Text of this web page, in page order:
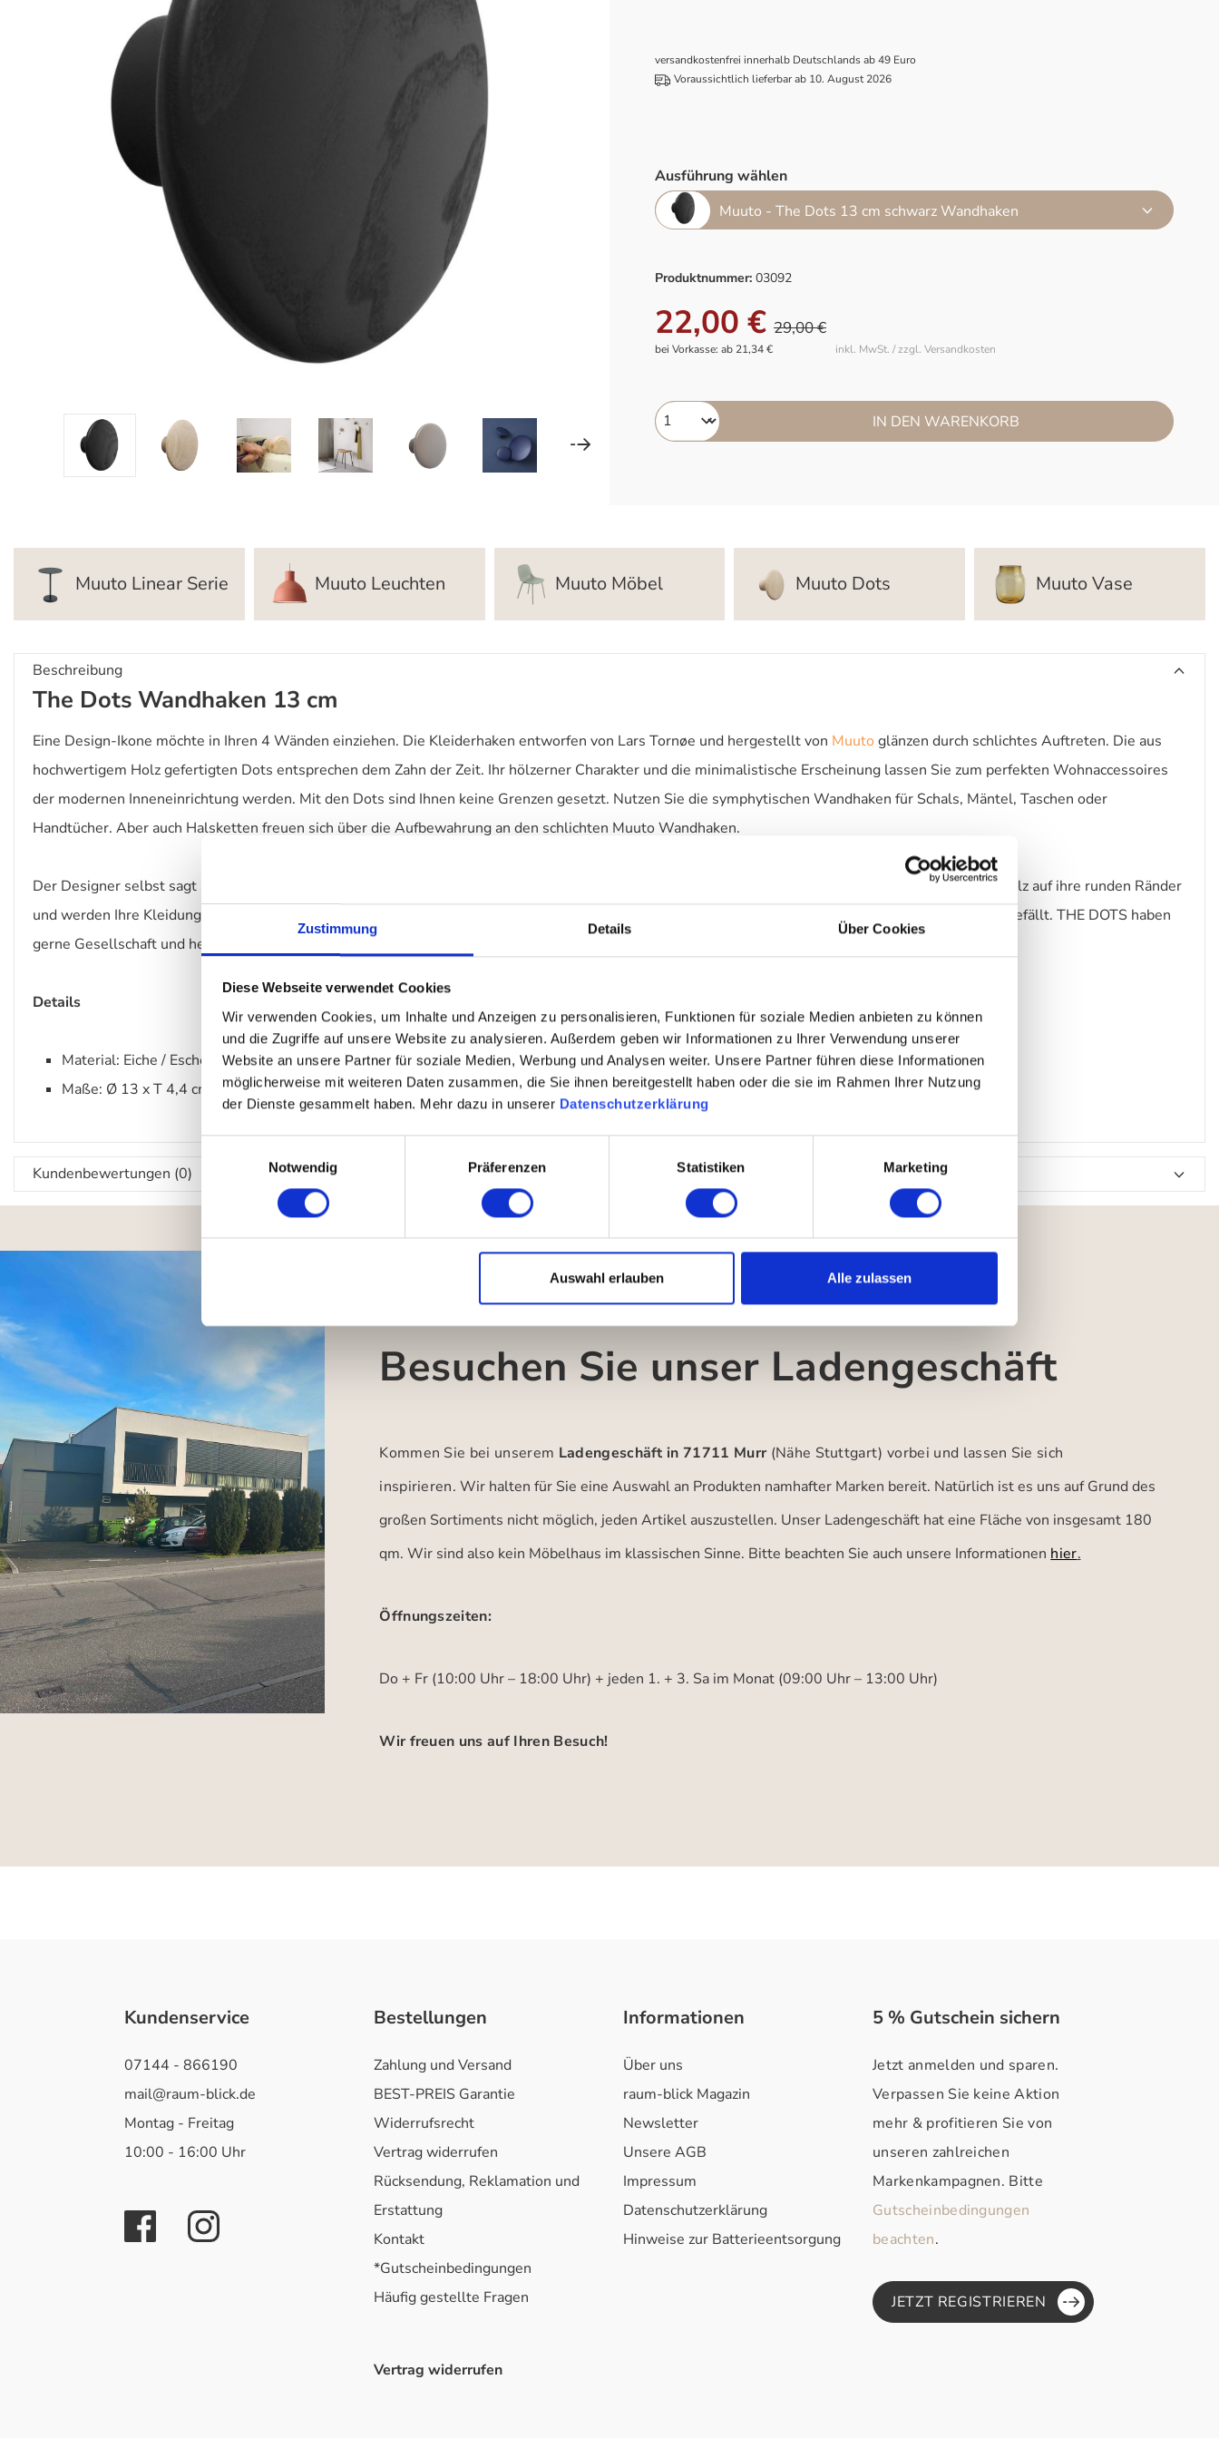
Zustimmung Details Über Cookies
Diese Webseite verwendet Cookies
Wir verwenden Cookies, um Inhalte und Anzeigen zu personalisieren, Funktionen für soziale Medien anbieten zu können
und die Zugriffe auf unsere Website zu analysieren. Außerdem geben wir Informationen zu Ihrer Verwendung unserer
Website an unsere Partner für soziale Medien, Werbung und Analysen weiter. Unsere Partner führen diese Informationen
möglicherweise mit weiteren Daten zusammen, die Sie ihnen bereitgestellt haben oder die sie im Rahmen Ihrer Nutzung
der Dienste gesammelt haben. Mehr dazu in unserer Datenschutzerklärung
Notwendig
Präferenzen Statistiken Marketing
Auswahl erlauben Alle zulassen
versandkostenfrei innerhalb Deutschlands ab 49 Euro
Voraussichtlich lieferbar ab 10. August 2026
Ausführung wählen
Muuto - The Dots 13 cm schwarz Wandhaken
Produktnummer: 03092
22,00 € 29,00 €
inkl. MwSt. / zzgl. Versandkosten
bei Vorkasse: ab 21,34 €
IN DEN WARENKORB
Muuto Linear Serie Muuto Leuchten Muuto Möbel Muuto Dots Muuto Vase
Beschreibung
The Dots Wandhaken 13 cm
Eine Design-Ikone möchte in Ihren 4 Wänden einziehen. Die Kleiderhaken entworfen von Lars Tornøe und hergestellt von Muuto glänzen durch schlichtes Auftreten. Die aus
hochwertigem Holz gefertigten Dots entsprechen dem Zahn der Zeit. Ihr hölzerner Charakter und die minimalistische Erscheinung lassen Sie zum perfekten Wohnaccessoires
der modernen Inneneinrichtung werden. Mit den Dots sind Ihnen keine Grenzen gesetzt. Nutzen Sie die symphytischen Wandhaken für Schals, Mäntel, Taschen oder
Handtücher. Aber auch Halsketten freuen sich über die Aufbewahrung an den schlichten Muuto Wandhaken.
Der Designer selbst sagt über die Muuto „The Dots“: "Mit der charakteristischen Holzhakenfamilie kann jede Wand verziert werden. Die DOTS sind stolz auf ihre runden Ränder
und werden Ihre Kleidung mit größter Sorgfalt behandeln. Außerdem lassen sie sich an der Wand in einem Muster arrangieren, das Ihnen persönlich gefällt. THE DOTS haben
gerne Gesellschaft und heißen andere DOTS auf der Wand stets willkommen."
Details
Material: Eiche / Esche (farbige Varianten)
Maße: Ø 13 x T 4,4 cm
Kundenbewertungen (0)
Besuchen Sie unser Ladengeschäft
Kommen Sie bei unserem Ladengeschäft in 71711 Murr (Nähe Stuttgart) vorbei und lassen Sie sich
inspirieren.Wir halten für Sie eine Auswahl an Produkten namhafter Marken bereit. Natürlich ist es uns auf Grund des
großen Sortiments nicht möglich, jeden Artikel auszustellen. Unser Ladengeschäft hat eine Fläche von insgesamt 180
qm. Wir sind also kein Möbelhaus im klassischen Sinne. Bitte beachten Sie auch unsere Informationen hier.
Öffnungszeiten:
Do + Fr (10:00 Uhr – 18:00 Uhr) + jeden 1. + 3. Sa im Monat (09:00 Uhr – 13:00 Uhr)
Wir freuen uns auf Ihren Besuch!
Kundenservice
07144 - 866190
mail@raum-blick.de
Montag - Freitag
10:00 - 16:00 Uhr
Bestellungen
Zahlung und Versand
BEST-PREIS Garantie
Widerrufsrecht
Vertrag widerrufen
Rücksendung, Reklamation und
Erstattung
Kontakt
*Gutscheinbedingungen
Häufig gestellte Fragen
Vertrag widerrufen
Informationen
Über uns
raum-blick Magazin
Newsletter
Unsere AGB
Impressum
Datenschutzerklärung
Hinweise zur Batterieentsorgung
5 % Gutschein sichern
Jetzt anmelden und sparen.
Verpassen Sie keine Aktion
mehr & profitieren Sie von
unseren zahlreichen
Markenkampagnen. Bitte
Gutscheinbedingungen
beachten.
JETZT REGISTRIEREN